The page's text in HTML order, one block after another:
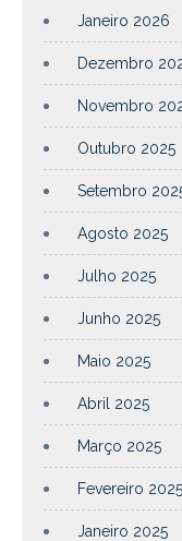
Janeiro 2026
Dezembro
Novembro
Outubro 2025
Setembro
Agosto 2025
Julho 2025
Junho 2025
Maio 2025
Abril 2025
Março 2025
Fevereiro 2025
Janeiro 2025